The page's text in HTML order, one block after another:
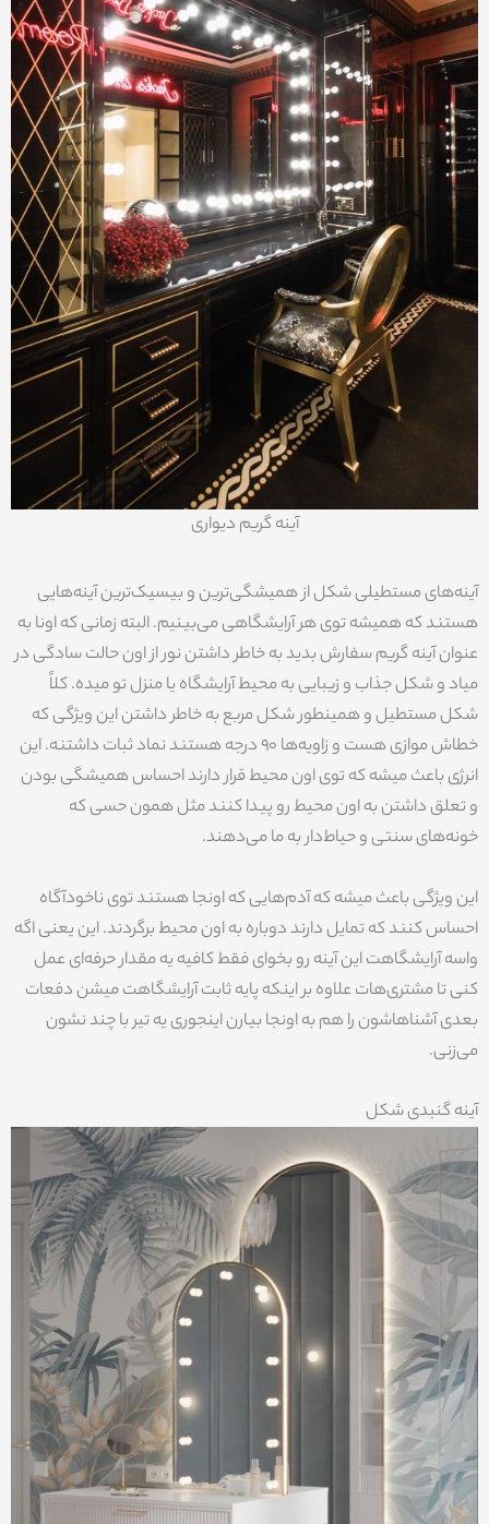
آینه گریم دیواری
آینه‌های مستطیلی شکل از همیشگی‌ترین و بیسیک‌ترین آینه‌هایی
هستند که همیشه توی هر آرایشگاهی می‌بینیم. البته زمانی که اونا به
عنوان آینه گریم سفارش بدید به خاطر داشتن نور از اون حالت سادگی در
میاد و شکل جذاب و زیبایی به محیط آرایشگاه یا منزل تو میده. کلاً
شکل مستطیل و همینطور شکل مربع به خاطر داشتن این ویژگی که
خطاش موازی هست و زاویه‌ها ۹۰ درجه هستند نماد ثبات داشتنه. این
انرژی باعث میشه که توی اون محیط قرار دارند احساس همیشگی بودن
و تعلق داشتن به اون محیط رو پیدا کنند مثل همون حسی که
خونه‌های سنتی و حیاط‌دار به ما می‌دهند.
این ویژگی باعث میشه که آدم‌هایی که اونجا هستند توی ناخودآگاه
احساس کنند که تمایل دارند دوباره به اون محیط برگردند. این یعنی اگه
واسه آرایشگاهت این آینه رو بخوای فقط کافیه یه مقدار حرفه‌ای عمل
کنی تا مشتری‌هات علاوه بر اینکه پایه ثابت آرایشگاهت میشن دفعات
بعدی آشناهاشون را هم به اونجا بیارن اینجوری یه تیر با چند نشون
می‌زنی.
آینه گنبدی شکل